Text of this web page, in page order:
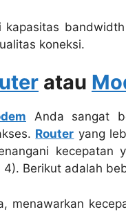
kapasitas
koneksi.
atau
Anda sangat
Router yang
kecepatan
Berikut adalah
menawarkan